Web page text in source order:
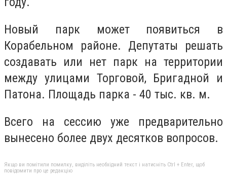
Новый парк может появиться в
Корабельном районе. Депутаты решать
создавать или нет парк на территории
между улицами Торговой, Бригадной и
Патона. Площадь парка - 40 тыс. кв. м.
Всего на сессию уже предварительно
вынесено более двух десятков вопросов.
Якщо ви помітили помилку, виділіть необхідний текст і натисніть Ctrl + Enter, щоб
повідомити про це редакцію